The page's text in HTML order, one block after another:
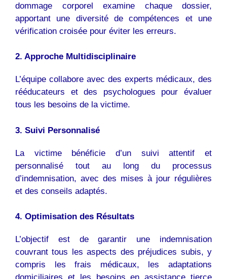
dommage corporel examine chaque dossier,
apportant une diversité de compétences et une
vérification croisée pour éviter les erreurs.
2. Approche Multidisciplinaire
L’équipe collabore avec des experts médicaux, des
rééducateurs et des psychologues pour évaluer
tous les besoins de la victime.
3. Suivi Personnalisé
La victime bénéficie d’un suivi attentif et
personnalisé tout au long du processus
d’indemnisation, avec des mises à jour régulières
et des conseils adaptés.
4. Optimisation des Résultats
L’objectif est de garantir une indemnisation
couvrant tous les aspects des préjudices subis, y
compris les frais médicaux, les adaptations